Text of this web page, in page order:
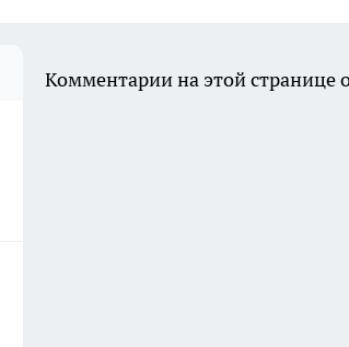
Комментарии на этой странице